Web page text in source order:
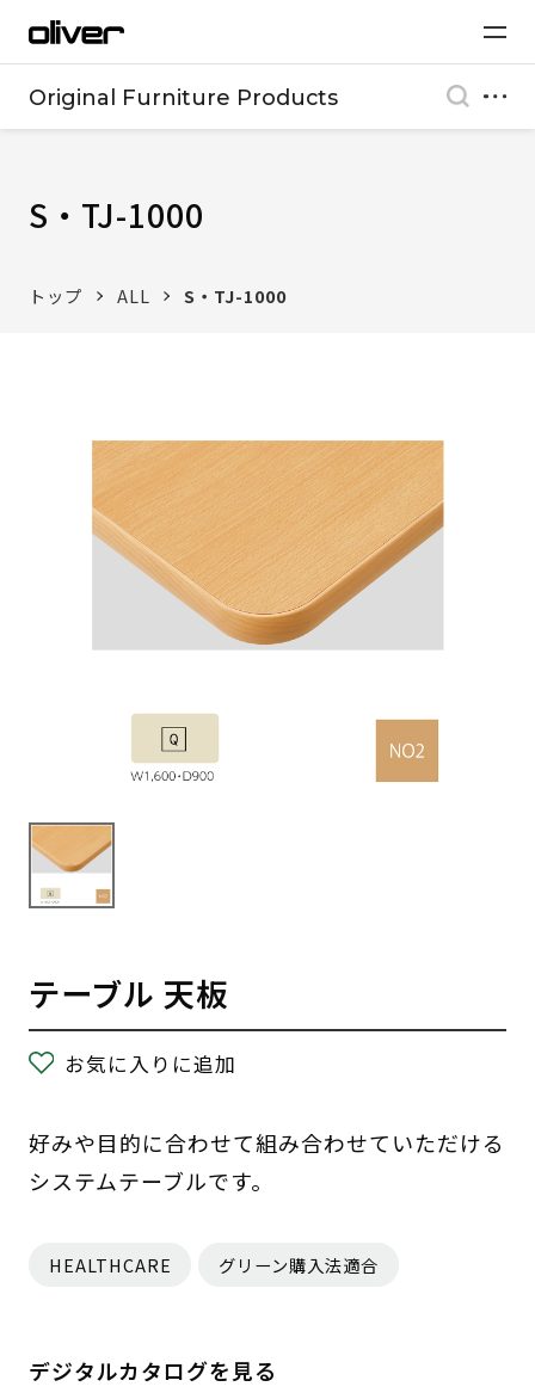
Original Furniture Products
S・TJ-1000
トップ ALL S・TJ-1000
テーブル 天板
お気に入りに追加
好みや目的に合わせて組み合わせていただける
システムテーブルです。
HEALTHCARE グリーン購入法適合
デジタルカタログを見る